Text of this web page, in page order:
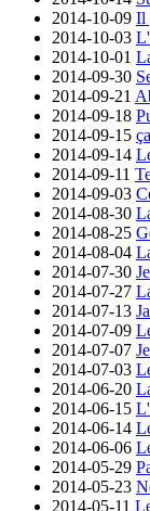
2014-10-09 Il
2014-10-03
2014-10-01
2014-09-30
2014-09-21
2014-09-18
2014-09-15
2014-09-14
2014-09-11
2014-09-03
2014-08-30
2014-08-25
2014-08-04
2014-07-30
2014-07-27
2014-07-13
2014-07-09
2014-07-07
2014-07-03
2014-06-20
2014-06-15
2014-06-14
2014-06-06
2014-05-29
2014-05-23
2014-05-11